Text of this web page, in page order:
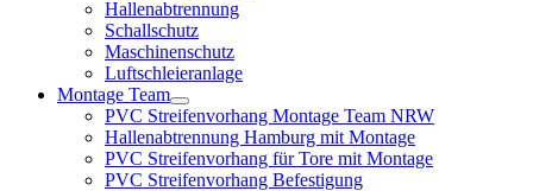
Hallenabtrennung
Schallschutz
Maschinenschutz
Luftschleieranlage
Montage Team
PVC Streifenvorhang Montage Team NRW
Hallenabtrennung Hamburg mit Montage
PVC Streifenvorhang für Tore mit Montage
PVC Streifenvorhang Befestigung